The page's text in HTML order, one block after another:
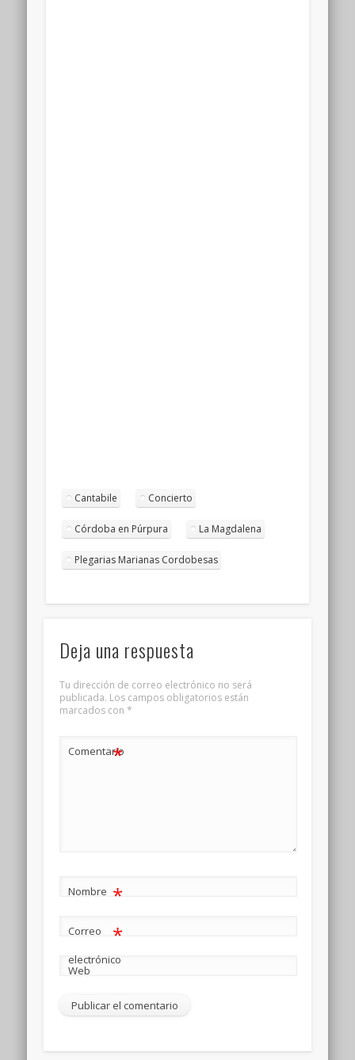
Cantabile Concierto
Córdoba en Púrpura La Magdalena
Plegarias Marianas Cordobesas
Deja una respuesta
Tu dirección de correo electrónico no será
publicada. Los campos obligatorios están
marcados con *
Comentario
*
Nombre *
Correo
electrónico
*
Web